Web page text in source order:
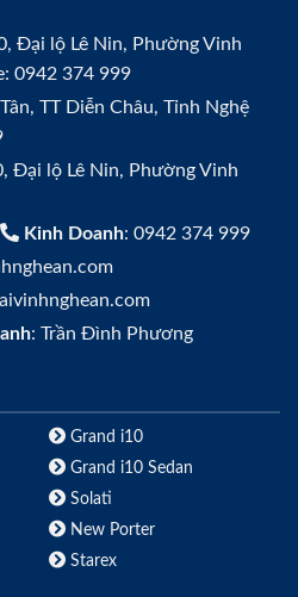
Đại lộ Lê Nin, Phường Vinh
0942 374 999
TT Diễn Châu, Tỉnh Nghệ
Đại lộ Lê Nin, Phường Vinh
Kinh Doanh: 0942 374 999
: Trần Đình Phương
Grand i10
Grand i10 Sedan
Solati
New Porter
Starex